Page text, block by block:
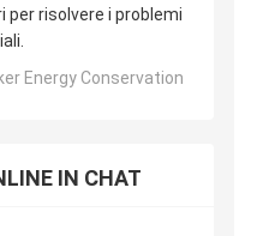
risolvere i problemi
Energy Conservation
IN CHAT